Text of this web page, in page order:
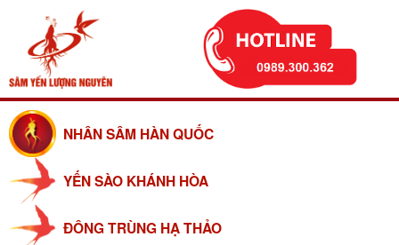
NHÂN SÂM HÀN QUỐC
YẾN SÀO KHÁNH HÒA
ĐÔNG TRÙNG HẠ THẢO